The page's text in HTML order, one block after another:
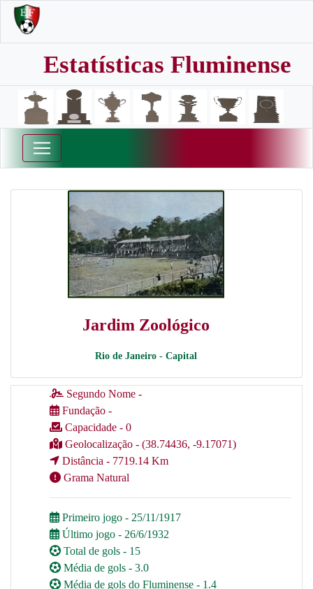
Estatísticas Fluminense
Jardim Zoológico
Rio de Janeiro - Capital
Segundo Nome -
Fundação -
Capacidade - 0
Geolocalização - (38.74436, -9.17071)
Distância - 7719.14 Km
Grama Natural
Primeiro jogo - 25/11/1917
Último jogo - 26/6/1932
Total de gols - 15
Média de gols - 3.0
Média de gols do Fluminense - 1.4